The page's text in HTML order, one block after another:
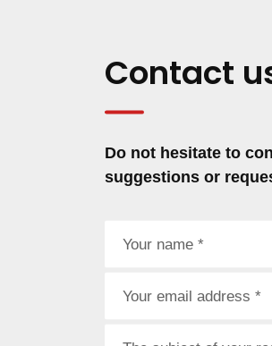
Contact
Do not hesitate to
suggestions or